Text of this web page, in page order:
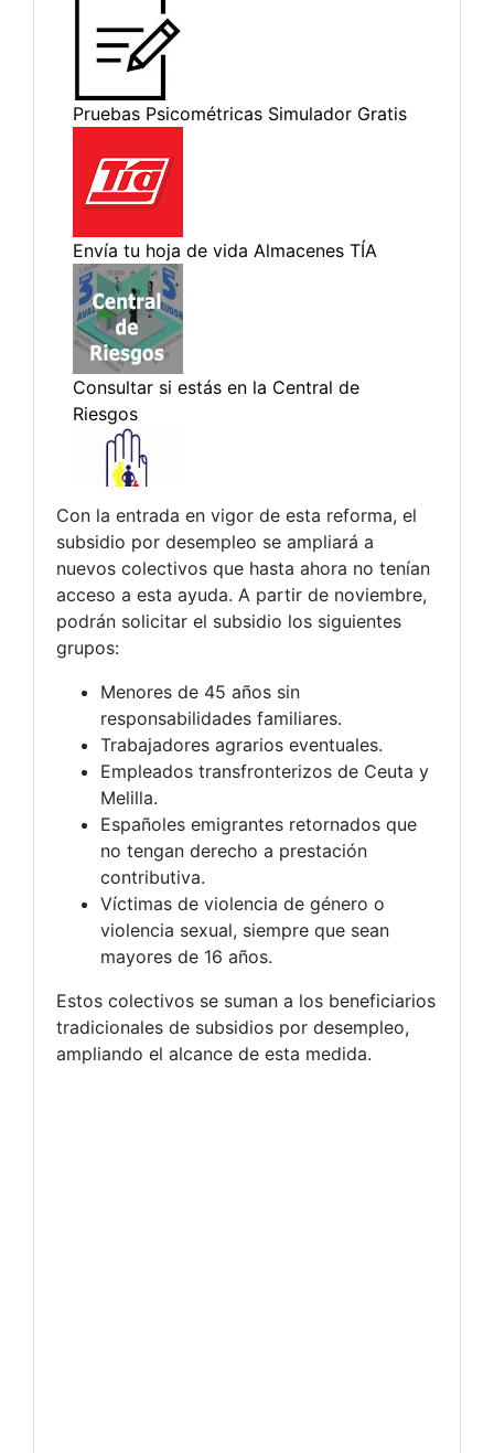
Con la entrada en vigor de esta reforma, el
subsidio por desempleo se ampliará a
nuevos colectivos que hasta ahora no tenían
acceso a esta ayuda. A partir de noviembre,
podrán solicitar el subsidio los siguientes
grupos:
Menores de 45 años sin
responsabilidades familiares.
Trabajadores agrarios eventuales.
Empleados transfronterizos de Ceuta y
Melilla.
Españoles emigrantes retornados que
no tengan derecho a prestación
contributiva.
Víctimas de violencia de género o
violencia sexual, siempre que sean
mayores de 16 años.
Estos colectivos se suman a los beneficiarios
tradicionales de subsidios por desempleo,
ampliando el alcance de esta medida.